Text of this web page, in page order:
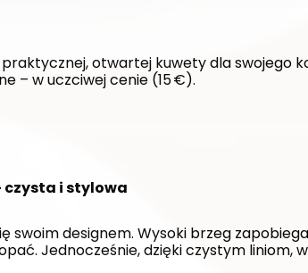
praktycznej, otwartej kuwety dla swojego
– w uczciwej cenie (15 €).
czysta i stylowa
swoim designem. Wysoki brzeg
Jednocześnie, dzięki czystym liniom,